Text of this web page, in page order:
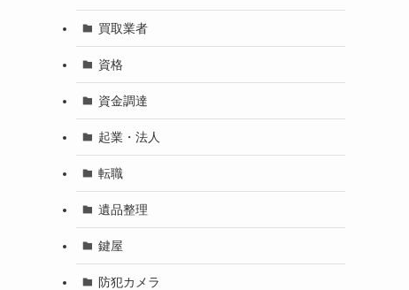
買取業者
資格
資金調達
起業・法人
転職
遺品整理
鍵屋
防犯カメラ